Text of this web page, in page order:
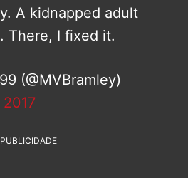
A kidnapped adult
There, I fixed it.
(@MVBramley)
PUBLICIDADE